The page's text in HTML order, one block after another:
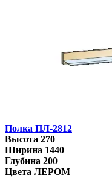
Полка ПЛ-2812
Высота 270
Ширина 1440
Глубина 200
Цвета ЛЕРОМ